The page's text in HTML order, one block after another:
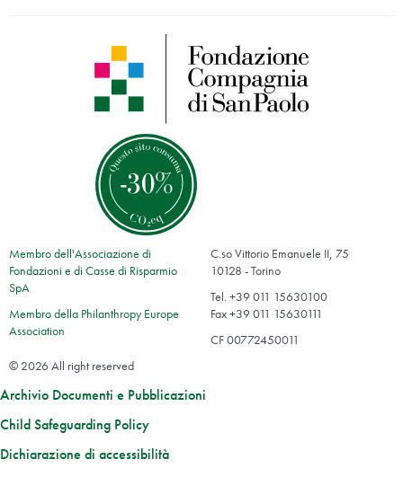
Membro dell'Associazione di
Fondazioni e di Casse di Risparmio
SpA
Membro della Philanthropy Europe
Association
C.so Vittorio Emanuele II, 75
10128 - Torino
Tel. +39 011 15630100
Fax +39 011 15630111
CF 00772450011
© 2026 All right reserved
Archivio Documenti e Pubblicazioni
Child Safeguarding Policy
Dichiarazione di accessibilità